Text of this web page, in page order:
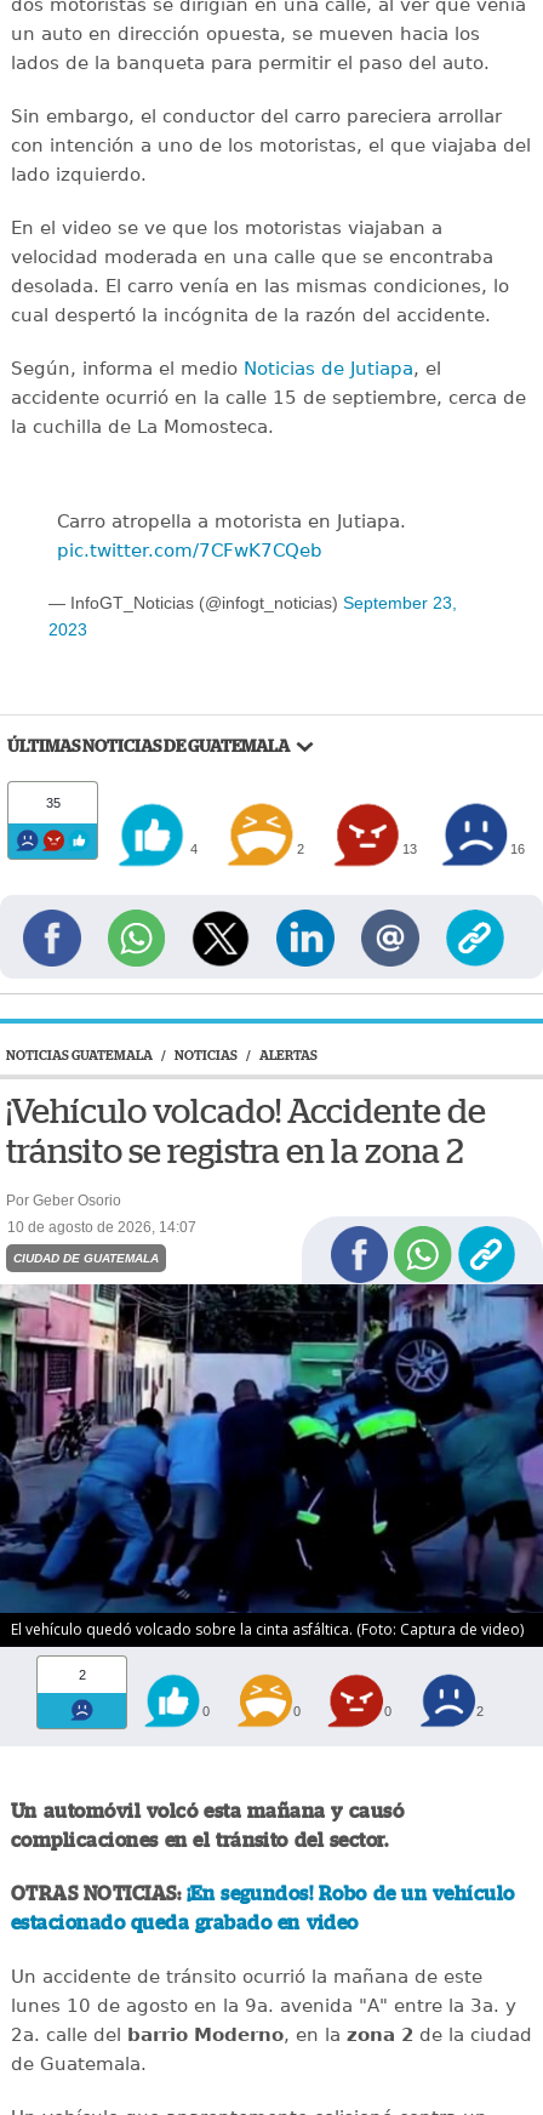
dos motoristas se dirigían en una calle, al ver que venía
un auto en dirección opuesta, se mueven hacia los
lados de la banqueta para permitir el paso del auto.
Sin embargo, el conductor del carro pareciera arrollar
con intención a uno de los motoristas, el que viajaba del
lado izquierdo.
En el video se ve que los motoristas viajaban a
velocidad moderada en una calle que se encontraba
desolada. El carro venía en las mismas condiciones, lo
cual despertó la incógnita de la razón del accidente.
Según, informa el medio Noticias de Jutiapa, el
accidente ocurrió en la calle 15 de septiembre, cerca de
la cuchilla de La Momosteca.
Carro atropella a motorista en Jutiapa.
pic.twitter.com/7CFwK7CQeb
— InfoGT_Noticias (@infogt_noticias) September 23,
2023
ÚLTIMAS NOTICIAS DE GUATEMALA
35
4 2 13 16
NOTICIAS GUATEMALA / NOTICIAS / ALERTAS
¡Vehículo volcado! Accidente de
tránsito se registra en la zona 2
Por Geber Osorio
10 de agosto de 2026, 14:07
CIUDAD DE GUATEMALA
El vehículo quedó volcado sobre la cinta asfáltica. (Foto: Captura de video)
2
0 0 0 2
Un automóvil volcó esta mañana y causó
complicaciones en el tránsito del sector.
OTRAS NOTICIAS: ¡En segundos! Robo de un vehículo
estacionado queda grabado en video
Un accidente de tránsito ocurrió la mañana de este
lunes 10 de agosto en la 9a. avenida "A" entre la 3a. y
2a. calle del
barrio Moderno, en la zona 2de la ciudad
de Guatemala.